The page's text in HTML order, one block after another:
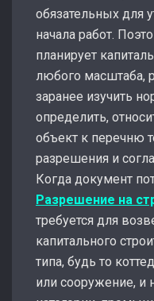
обязательных для
начала работ.
планирует
любого масштаба,
заранее изучить
определить,
объект к перечню
разрешения и
Когда документ
Разрешение на
требуется для
капитального
типа, будь то
или сооружение, и